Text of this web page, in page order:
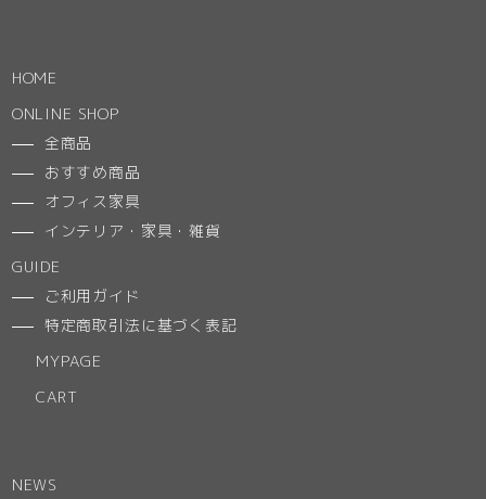
HOME
ONLINE SHOP
全商品
おすすめ商品
オフィス家具
インテリア・家具・雑貨
GUIDE
ご利用ガイド
特定商取引法に基づく表記
MYPAGE
CART
NEWS